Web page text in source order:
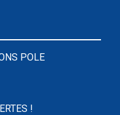
POLE
!